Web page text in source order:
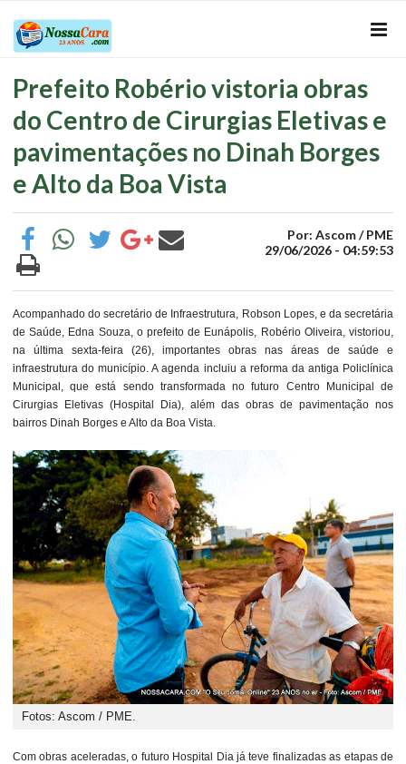
Prefeito Robério vistoria obras
do Centro de Cirurgias Eletivas e
pavimentações no Dinah Borges
e Alto da Boa Vista
Por: Ascom / PME
29/06/2026 - 04:59:53
Acompanhado do secretário de Infraestrutura, Robson Lopes, e da secretária
de Saúde, Edna Souza, o prefeito de Eunápolis, Robério Oliveira, vistoriou,
na última sexta-feira (26), importantes obras nas áreas de saúde e
infraestrutura do município. A agenda incluiu a reforma da antiga Policlínica
Municipal, que está sendo transformada no futuro Centro Municipal de
Cirurgias Eletivas (Hospital Dia), além das obras de pavimentação nos
bairros Dinah Borges e Alto da Boa Vista.
Fotos: Ascom / PME.
Com obras aceleradas, o futuro Hospital Dia já teve finalizadas as etapas de